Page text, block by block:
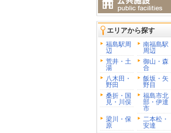
エリアから探す
福島駅周
辺
南福島駅
周辺
荒井・土
湯
御山・森
合
八木田・
野田
飯坂・矢
野目
桑折・国
見・川俣
福島市北
部・伊達
市
梁川・保
原
二本松・
安達